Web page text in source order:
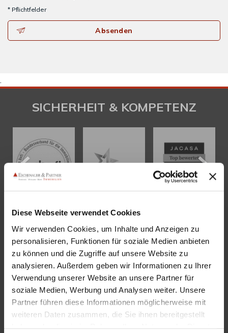
Diese Webseite verwendet Cookies
Wir verwenden Cookies, um Inhalte und Anzeigen zu
personalisieren, Funktionen für soziale Medien anbieten
zu können und die Zugriffe auf unsere Website zu
analysieren. Außerdem geben wir Informationen zu Ihrer
Verwendung unserer Website an unsere Partner für
soziale Medien, Werbung und Analysen weiter. Unsere
Partner führen diese Informationen möglicherweise mit
weiteren Daten zusammen, die Sie ihnen bereitgestellt
* Pflichtfelder
Absenden
.
SICHERHEIT & KOMPETENZ
KONTAKT
Eschenauer & Partner Immobilien
Immobilienmakler HEIDELBERG
Immobilien Heidelberg
Akademiestraße 1, 69117 Heidelberg
Tel.:06221 - 67 26 077
Mail:info@eschenauer-partner.de